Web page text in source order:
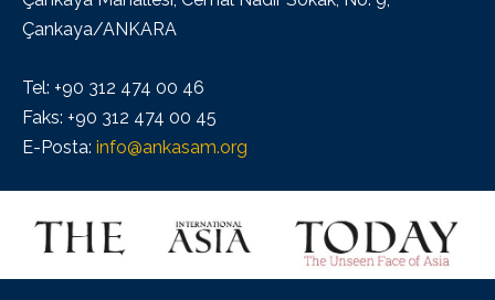
Çankaya/ANKARA
Tel: +90 312 474 00 46
Faks: +90 312 474 00 45
E-Posta: info@ankasam.org